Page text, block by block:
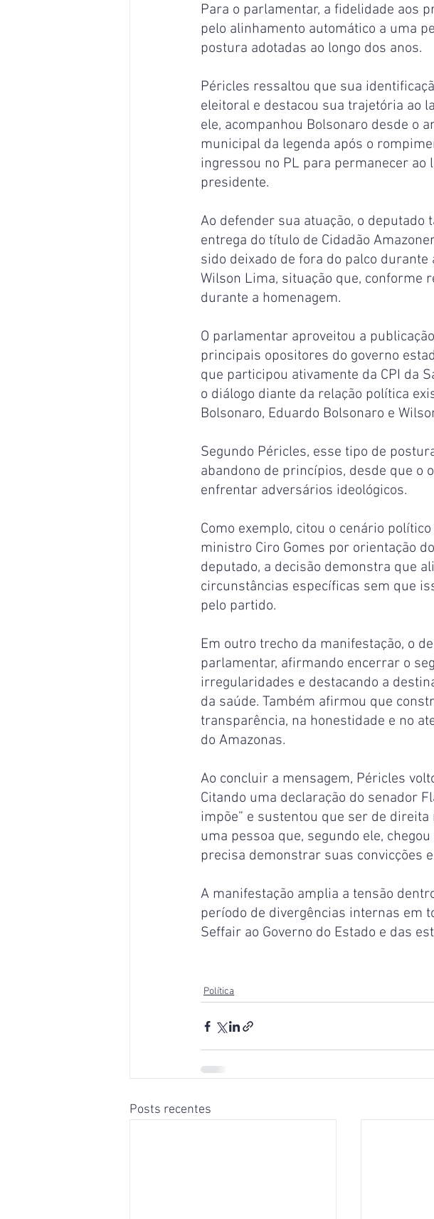
Para o parlamentar, a fidelidade aos
pelo alinhamento automático a uma
postura adotadas ao longo dos anos.
Péricles ressaltou que sua
eleitoral e destacou sua trajetória ao
ele, acompanhou Bolsonaro desde o
municipal da legenda após o
ingressou no PL para permanecer
presidente.
Ao defender sua atuação, o
entrega do título de Cidadão
sido deixado de fora do palco
Wilson Lima, situação que, conforme
durante a homenagem.
O parlamentar aproveitou a
principais opositores do governo
que participou ativamente da CPI da
o diálogo diante da relação política
Bolsonaro, Eduardo Bolsonaro e
Segundo Péricles, esse tipo de
abandono de princípios, desde que o
enfrentar adversários ideológicos.
Como exemplo, citou o cenário
ministro Ciro Gomes por orientação
deputado, a decisão demonstra que
circunstâncias específicas sem que
pelo partido.
Em outro trecho da manifestação, o
parlamentar, afirmando encerrar o
irregularidades e destacando a
da saúde. Também afirmou que
transparência, na honestidade e no
do Amazonas.
Ao concluir a mensagem, Péricles
Citando uma declaração do senador
impõe” e sustentou que ser de
uma pessoa que, segundo ele,
precisa demonstrar suas convicções
A manifestação amplia a tensão
período de divergências internas em
Seffair ao Governo do Estado e das
Política
Posts recentes